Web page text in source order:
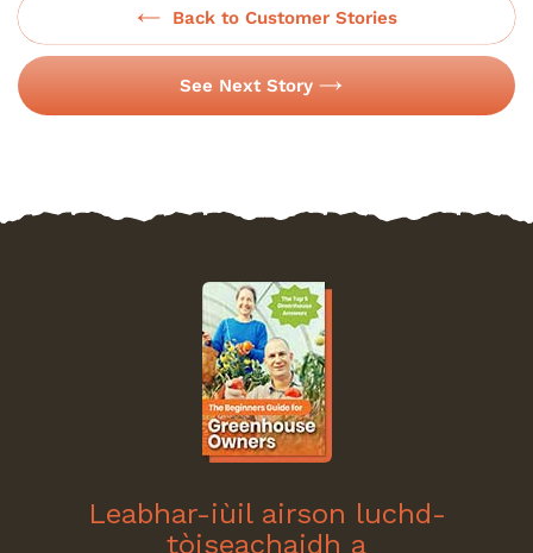
Back to Customer Stories
See Next Story
Leabhar-iùil airson luchd-
tòiseachaidh a